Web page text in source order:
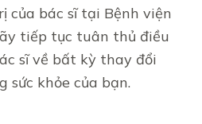
của bác sĩ tại Bệnh viện
tiếp tục tuân thủ điều
sĩ về bất kỳ thay đổi
khỏe của bạn.